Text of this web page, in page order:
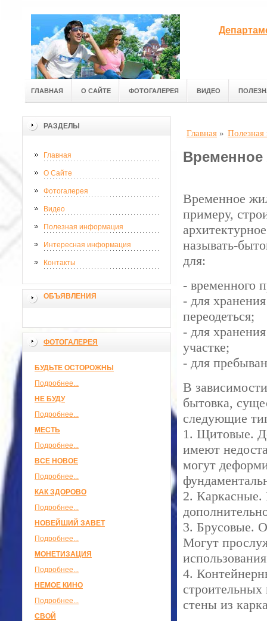
ГЛАВНАЯ О САЙТЕ ФОТОГАЛЕРЕЯ ВИДЕО
РАЗДЕЛЫ
Главная
О Сайте
Фотогалерея
Видео
Полезная информация
Интересная информация
Контакты
ОБЪЯВЛЕНИЯ
ФОТОГАЛЕРЕЯ
БУДЬТЕ ОСТОРОЖНЫ
Подробнее...
НЕ БУДУ
Подробнее...
МЕСТЬ
Подробнее...
ВСЕ НОВОЕ
Подробнее...
КАК ЗДОРОВО
Подробнее...
НОВЕЙШИЙ ЗАВЕТ
Подробнее...
МОНЕТИЗАЦИЯ
Подробнее...
НЕМОЕ КИНО
Подробнее...
СВОЙ
Главная »
Временное
Временное
примеру,
называть-
для:
- временного
- для
переодеться;
- для
участке;
- для
В
бытовка,
следующие
1. Щитовые.
имеют
могут
2. Каркасные.
3. Брусовые.
Могут
4.
строительных
стены из